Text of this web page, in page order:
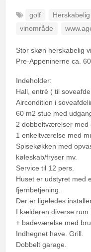
golf Herskabelig
vinområde
Stor skøn herskabelig
Pre-Appeninerne ca.
Indeholder:
Hall, entrè ( til
Aircondition i
60 m2 stue med
2 dobbeltværelser
1 enkeltværelse med
Spisekøkken med
køleskab/fryser mv.
Service til 12 pers.
Huset er udstyret med
fjernbetjening.
Der er ligeledes
I kælderen diverse rum
+ badeværelse med
Indhegnet have. Grill.
Dobbelt garage.